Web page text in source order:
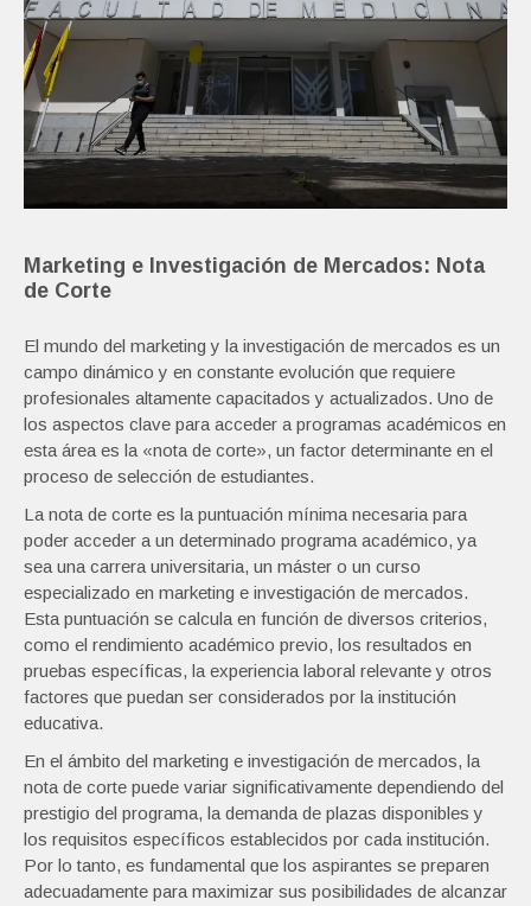
Marketing e Investigación de Mercados: Nota
de Corte
El mundo del marketing y la investigación de mercados es un
campo dinámico y en constante evolución que requiere
profesionales altamente capacitados y actualizados. Uno de
los aspectos clave para acceder a programas académicos en
esta área es la «nota de corte», un factor determinante en el
proceso de selección de estudiantes.
La nota de corte es la puntuación mínima necesaria para
poder acceder a un determinado programa académico, ya
sea una carrera universitaria, un máster o un curso
especializado en marketing e investigación de mercados.
Esta puntuación se calcula en función de diversos criterios,
como el rendimiento académico previo, los resultados en
pruebas específicas, la experiencia laboral relevante y otros
factores que puedan ser considerados por la institución
educativa.
En el ámbito del marketing e investigación de mercados, la
nota de corte puede variar significativamente dependiendo del
prestigio del programa, la demanda de plazas disponibles y
los requisitos específicos establecidos por cada institución.
Por lo tanto, es fundamental que los aspirantes se preparen
adecuadamente para maximizar sus posibilidades de alcanzar